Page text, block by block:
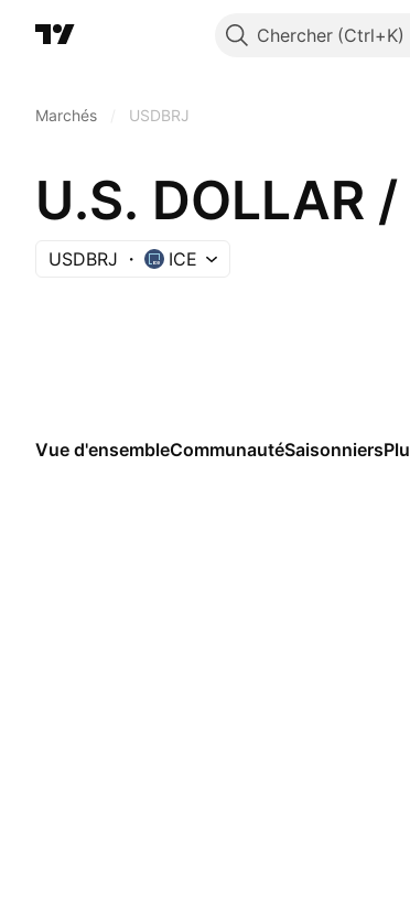
Chercher
Marchés USDBRJ
U.S. DOLLAR
USDBRJ ICE
Vue d'ensembleCommunautéSaisonniers